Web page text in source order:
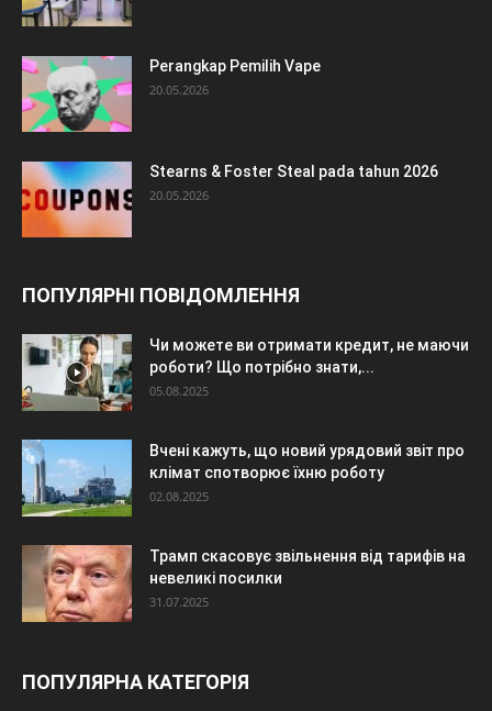
Perangkap Pemilih Vape
20.05.2026
Stearns & Foster Steal pada tahun 2026
20.05.2026
ПОПУЛЯРНІ ПОВІДОМЛЕННЯ
Чи можете ви отримати кредит, не маючи
роботи? Що потрібно знати,...
05.08.2025
Вчені кажуть, що новий урядовий звіт про
клімат спотворює їхню роботу
02.08.2025
Трамп скасовує звільнення від тарифів на
невеликі посилки
31.07.2025
ПОПУЛЯРНА КАТЕГОРІЯ